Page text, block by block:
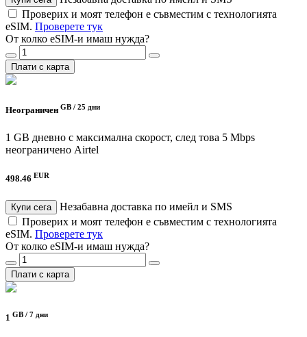
Проверих и моят телефон е съвместим с технологията
eSIM. Проверете тук
От колко eSIM-и имаш нужда?
Плати с карта
Неограничен GB / 25 дни
1 GB дневно с максимална скорост, след това 5 Mbps
неограничено Airtel
498.46 EUR
Купи сега
Незабавна доставка по имейл и SMS
Проверих и моят телефон е съвместим с технологията
eSIM. Проверете тук
От колко eSIM-и имаш нужда?
Плати с карта
1 GB / 7 дни